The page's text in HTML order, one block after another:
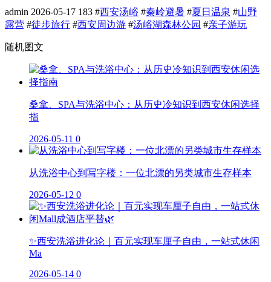
admin 2026-05-17 183 #西安汤峪 #秦岭避暑 #夏日温泉 #山野
露营 #徒步旅行 #西安周边游 #汤峪湖森林公园 #亲子游玩
随机图文
桑拿、SPA与洗浴中心：从历史冷知识到西安休闲选择
指
2026-05-11 0
从洗浴中心到写字楼：一位北漂的另类城市生存样本
2026-05-12 0
✨西安洗浴进化论｜百元实现车厘子自由，一站式休闲
Ma
2026-05-14 0